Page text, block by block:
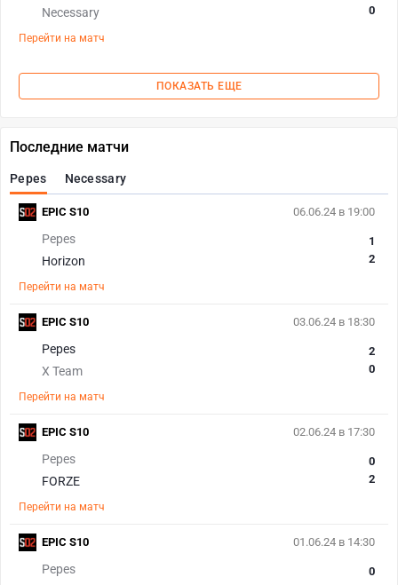
Necessary
0
Перейти на матч
ПОКАЗАТЬ ЕЩЕ
Последние матчи
Pepes Necessary
06.06.24 в 19:00
Pepes
Horizon
1
2
Перейти на матч
EPIC S10
03.06.24 в 18:30
Pepes
X Team
2
0
Перейти на матч
EPIC S10
02.06.24 в 17:30
Pepes
FORZE
0
2
Перейти на матч
EPIC S10
01.06.24 в 14:30
Pepes
0
EPIC S10